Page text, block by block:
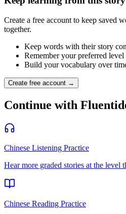
Create a free account to keep saved
together.
Keep words with their story
Remember your preferred level
Build your vocabulary over
Create free account →
Continue with
Chinese Listening Practice
Hear more graded stories at the level
Chinese Reading Practice